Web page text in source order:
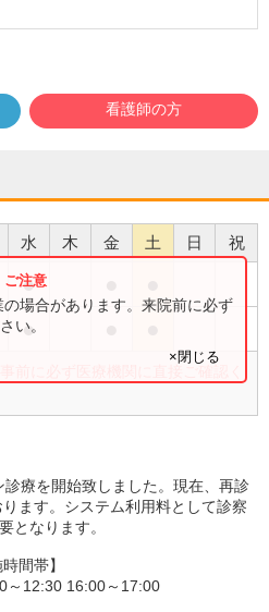
看護師の方
水 木 金 土 日 祝
●
●
前に必ず医療機関に直接ご確認く
場合があります。来院前に必ず
い。
×閉じる
療を開始致しました。現在、再診
ます。システム利用料として診察
となります。
間帯】
～12:30 16:00～17:00